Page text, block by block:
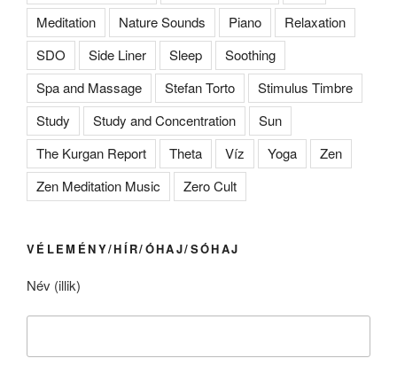
Meditation
Nature Sounds Piano
Relaxation
SDO
Side Liner Sleep
Soothing
Spa and Massage
Stefan Torto
Stimulus Timbre
Study
Study and Concentration
Sun
The Kurgan Report
Theta Víz Yoga
Zen
Zen Meditation Music
Zero Cult
VÉLEMÉNY/HÍR/ÓHAJ/SÓHAJ
Név (illik)